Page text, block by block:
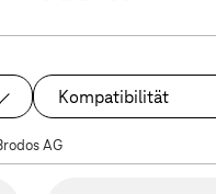
Kompatibilität
AG